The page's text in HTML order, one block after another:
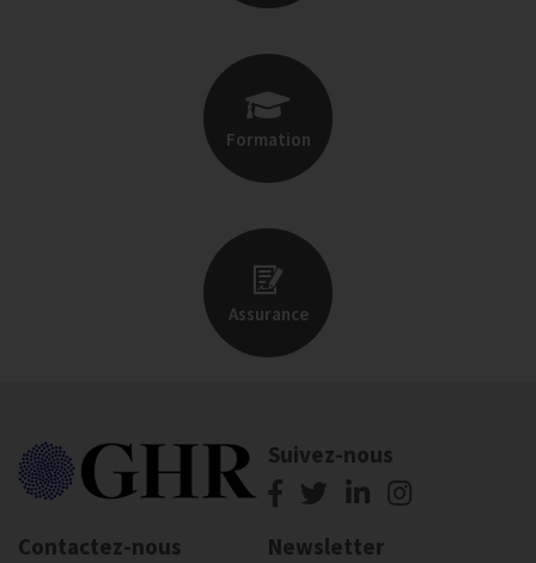
Formation
Assurance
Suivez-nous
Contactez-nous Newsletter